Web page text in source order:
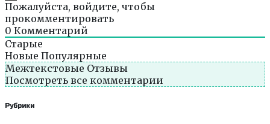
Пожалуйста, войдите, чтобы
прокомментировать
0 Комментарий
Старые
Новые Популярные
Межтекстовые Отзывы
Посмотреть все комментарии
Рубрики